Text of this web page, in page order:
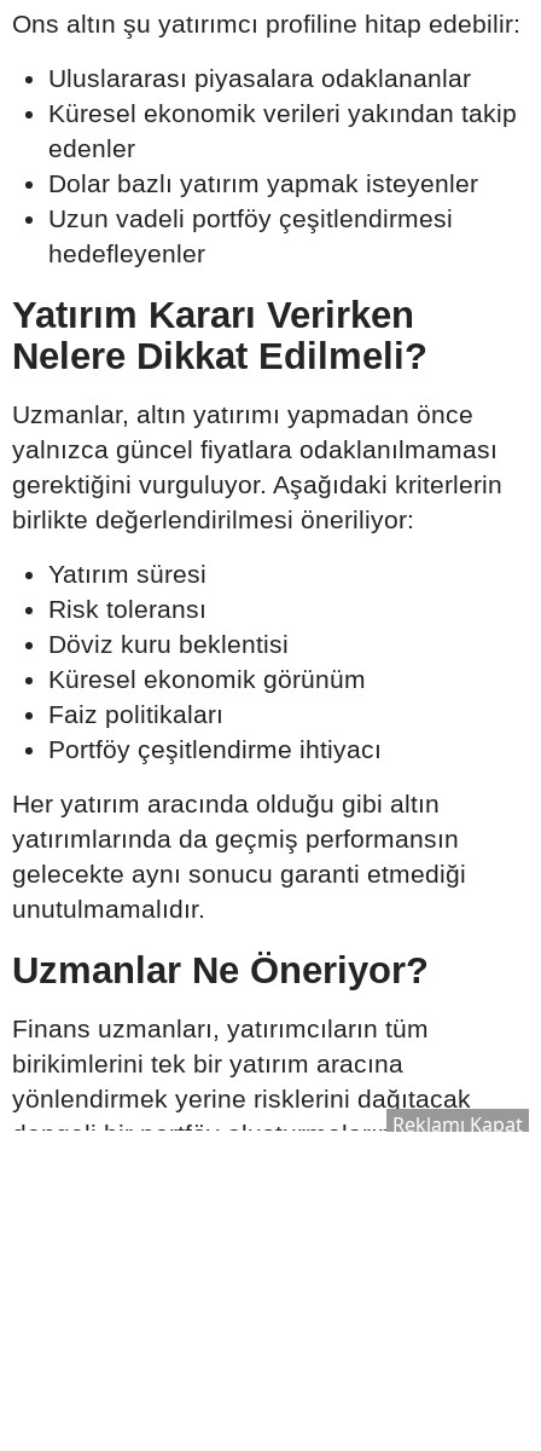
Ons altın şu yatırımcı profiline hitap edebilir:
Uluslararası piyasalara odaklananlar
Küresel ekonomik verileri yakından takip
edenler
Dolar bazlı yatırım yapmak isteyenler
Uzun vadeli portföy çeşitlendirmesi
hedefleyenler
Yatırım Kararı Verirken
Nelere Dikkat Edilmeli?
Uzmanlar, altın yatırımı yapmadan önce
yalnızca güncel fiyatlara odaklanılmaması
gerektiğini vurguluyor. Aşağıdaki kriterlerin
birlikte değerlendirilmesi öneriliyor:
Yatırım süresi
Risk toleransı
Döviz kuru beklentisi
Küresel ekonomik görünüm
Faiz politikaları
Portföy çeşitlendirme ihtiyacı
Her yatırım aracında olduğu gibi altın
yatırımlarında da geçmiş performansın
gelecekte aynı sonucu garanti etmediği
unutulmamalıdır.
Uzmanlar Ne Öneriyor?
Finans uzmanları, yatırımcıların tüm
birikimlerini tek bir yatırım aracına
yönlendirmek yerine risklerini dağıtacak
dengeli bir portföy oluşturmalarının daha
Reklamı Kapat